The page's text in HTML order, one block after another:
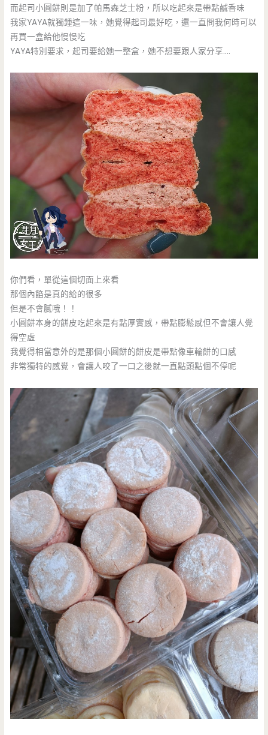
而起司小圓餅則是加了帕馬森芝士粉，所以吃起來是帶點鹹香味
我家YAYA就獨鍾這一味，她覺得起司最好吃，還一直問我何時可以
再買一盒給他慢慢吃
YAYA特別要求，起司要給她一整盒，她不想要跟人家分享….
你們看，單從這個切面上來看
那個內餡是真的給的很多
但是不會膩哦！！
小圓餅本身的餅皮吃起來是有點厚實感，帶點膨鬆感但不會讓人覺
得空虛
我覺得相當意外的是那個小圓餅的餅皮是帶點像車輪餅的口感
非常獨特的感覺，會讓人咬了一口之後就一直點頭點個不停呢